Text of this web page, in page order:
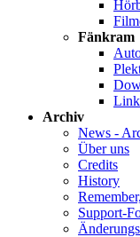
Fänkram
Archiv
News -
Über uns
Credits
History
Support-